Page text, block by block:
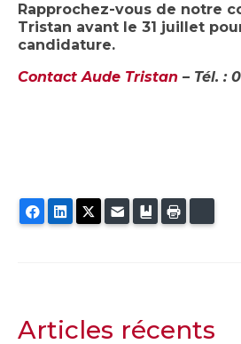
Rapprochez-vous de notre
Tristan avant le 31 juillet
candidature.
Contact Aude Tristan – Tél. :
FacebookLinkedInTwitter
E-mail Ajouter aux
Articles récents